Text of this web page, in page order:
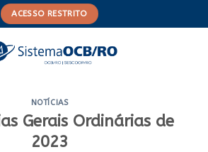
ACESSO RESTRITO
NOTÍCIAS
Gerais Ordinárias de
2023